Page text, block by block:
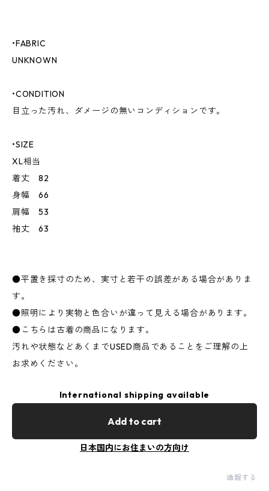
•FABRIC
UNKNOWN
•CONDITION
目立った汚れ、ダメージの無いコンディションです。
•SIZE
XL相当
着丈 82
身幅 66
肩幅 53
袖丈 63
●平置き採寸のため、実寸と若干の誤差がある場合がありま
す。
●照明により実物と色合いが違って見える場合があります。
●こちらは古着の商品になります。
汚れや状態などあくまでUSED商品であることをご理解の上
お求めください。
International shipping available
Add to cart
日本国内にお住まいの方向け
通報する